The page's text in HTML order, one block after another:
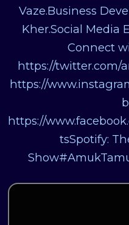
Vaze.Business
Kher.Social Media
Connect
https://twitter.com/
https://
https://
tsSpotify: